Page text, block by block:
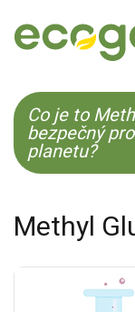
Co je to
bezpečný
planetu?
Methyl